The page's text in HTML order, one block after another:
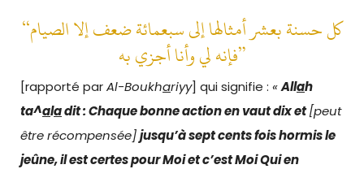
“كل حسنة بعشر أمثالها إلى سبعمائة ضعف إلا الصيام
فإنه لي وأنا أجزي به”
[rapporté parAl-Boukhariyy] qui signifie : «Allah
ta^aladit : Chaque bonne action en vaut dix et[peut
être récompensée]jusqu’à sept cents fois hormis le
jeûne, il est certes pour Moi et c’est Moi Qui en